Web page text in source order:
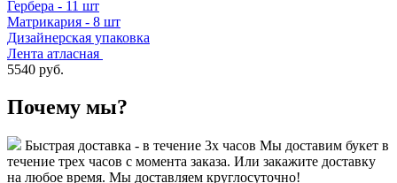
Гербера - 11 шт
Матрикария - 8 шт
Дизайнерская упаковка
Лента атласная
5540 руб.
Почему мы?
Быстрая доставка - в течение 3х часов Мы доставим букет в
течение трех часов с момента заказа. Или закажите доставку
на любое время. Мы доставляем круглосуточно!